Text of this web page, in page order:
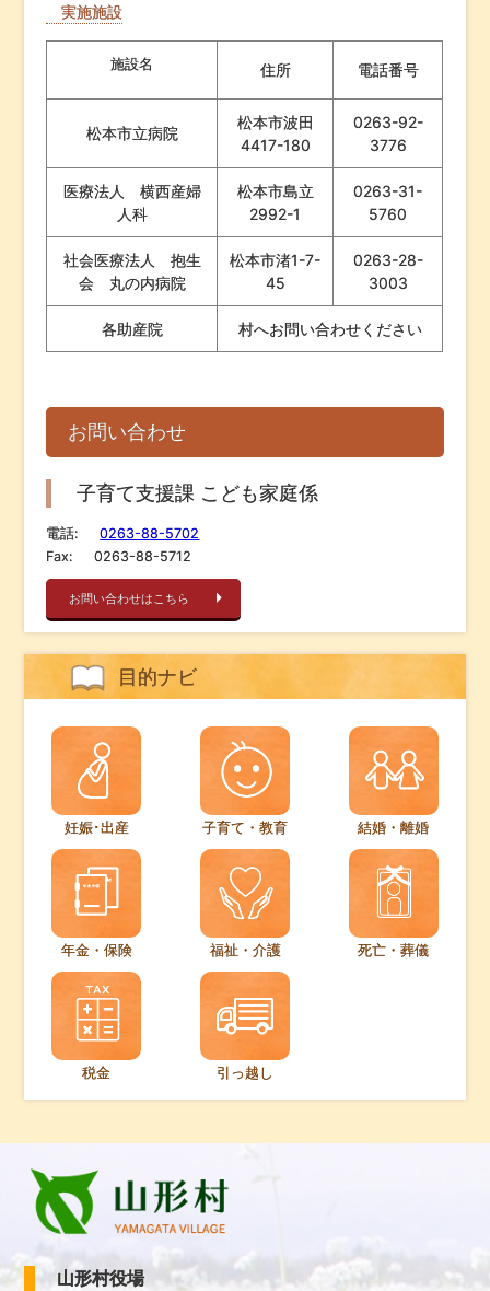
実施施設
施設名 住所 電話番号
松本市立病院
松本市波田
4417-180
0263-92-
3776
医療法人 横西産婦
人科
松本市島立
2992-1
0263-31-
5760
社会医療法人 抱生
会 丸の内病院
松本市渚1-7-
45
0263-28-
3003
各助産院 村へお問い合わせください
お問い合わせ
子育て支援課 こども家庭係
電話:
0263-88-5702
Fax:
0263-88-5712
お問い合わせはこちら
目的ナビ
妊娠･出産 子育て・教育 結婚・離婚
年金・保険 福祉・介護 死亡・葬儀
税金 引っ越し
山形村役場